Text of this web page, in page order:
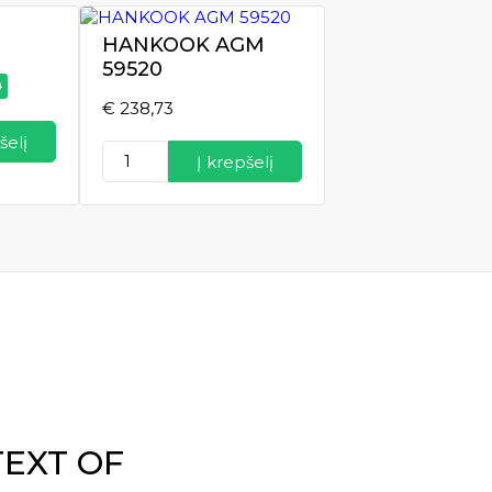
HANKOOK AGM
59520
€ 238,73
produkto
kiekis:
Į krepšelį
OF